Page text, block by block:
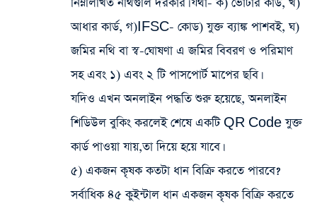
আধার কার্ড, গ)IFSC- কোড) যুক্ত ব্যাঙ্ক পাশবই, ঘ)
জমির নথি বা স্ব-ঘোষণা এ জমির বিবরণ ও পরিমাণ
সহ এবং ১) এবং ২ টি পাসপোর্ট মাপের ছবি।
যদিও এখন অনলাইন পদ্ধতি শুরু হয়েছে, অনলাইন
শিডিউল বুকিং করলেই শেষে একটি QR Code যুক্ত
কার্ড পাওয়া যায়,তা দিয়ে হয়ে যাবে।
৫) একজন কৃষক কতটা ধান বিক্রি করতে পারবে?
সর্বাধিক ৪৫ কুইন্টাল ধান একজন কৃষক বিক্রি করতে